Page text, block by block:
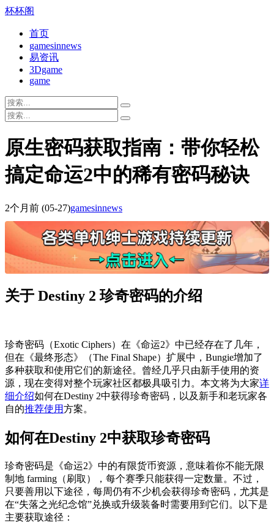
杯杯阁
首页
gamesinnews
易资讯
3Dgame
game
原生密码获取指南：带你轻松
搞定命运2中的稀有密码秘诀
2个月前 (05-27)gamesinnews
关于 Destiny 2 珍奇密码的介绍
珍奇密码（Exotic Ciphers）在《命运2》中已经存在了几年，
但在《最终形态》（The Final Shape）扩展中，Bungie增加了
多种获取和使用它们的新途径。曾经几乎只由新手使用的资
源，现在变得对整个玩家社区都极具吸引力。本文将为大家详
细介绍如何在Destiny 2中获得珍奇密码，以及新手和老玩家各
自的推荐使用方案。
如何在Destiny 2中获取珍奇密码
珍奇密码是《命运2》中的有限货币资源，意味着你不能无限
制地 farming（刷取），每个赛季只能获得一定数量。不过，
只要善用以下途径，每周仍有不少机会获得珍奇密码，尤其是
在“失落之光纪念馆”兑换或升级装备时需要用到它们。以下是
主要获取途径：